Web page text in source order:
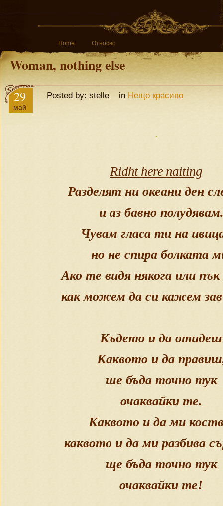
Home Относно
Woman, nothing else
29
май
Posted by: stelle in Нещо красиво
Ridht here naiting
Разделят ни океани ден
и аз бавно полудявам.
Чувам гласа ти на
но не спира болката
Ако те видя някога или пък
как можем да си кажем
Където и да отидеш
Каквото и да
ше бъда точно тук
очаквайки те.
Каквото и да ми
каквото и да ми разбива
ще бъда точно тук
очаквайки те!